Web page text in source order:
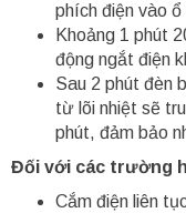
phích điện vào ổ
Khoảng 1 phút
động ngắt điện
Sau 2 phút đèn
từ lõi nhiệt sẽ
phút, đảm bảo
Đối với các trường
Cắm điện liên